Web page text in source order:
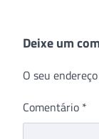
Deixe um
O seu
Comentário *